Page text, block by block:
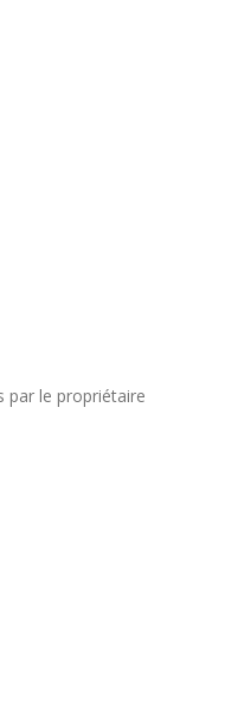
par le propriétaire